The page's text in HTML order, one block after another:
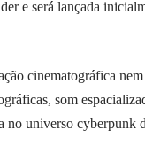
e será lançada
cinematográfica
som
no universo cyberpunk